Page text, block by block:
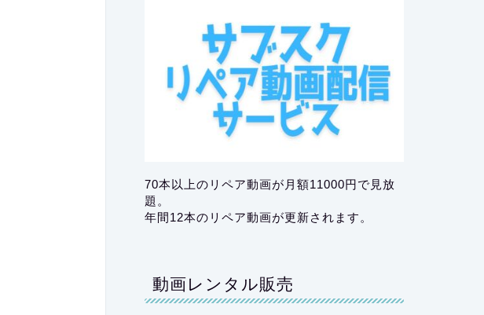
70本以上のリペア動画が月額11000円で見放
題。
年間12本のリペア動画が更新されます。
動画レンタル販売